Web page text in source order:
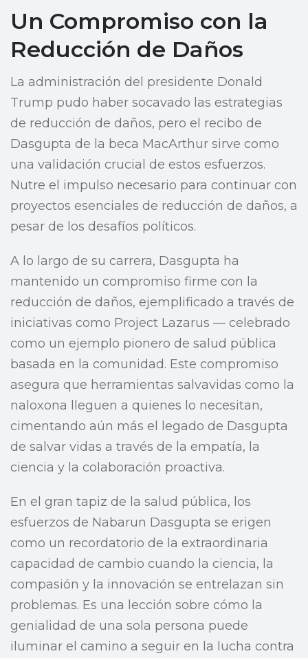
Un Compromiso con la
Reducción de Daños
La administración del presidente Donald
Trump pudo haber socavado las estrategias
de reducción de daños, pero el recibo de
Dasgupta de la beca MacArthur sirve como
una validación crucial de estos esfuerzos.
Nutre el impulso necesario para continuar con
proyectos esenciales de reducción de daños, a
pesar de los desafíos políticos.
A lo largo de su carrera, Dasgupta ha
mantenido un compromiso firme con la
reducción de daños, ejemplificado a través de
iniciativas como Project Lazarus — celebrado
como un ejemplo pionero de salud pública
basada en la comunidad. Este compromiso
asegura que herramientas salvavidas como la
naloxona lleguen a quienes lo necesitan,
cimentando aún más el legado de Dasgupta
de salvar vidas a través de la empatía, la
ciencia y la colaboración proactiva.
En el gran tapiz de la salud pública, los
esfuerzos de Nabarun Dasgupta se erigen
como un recordatorio de la extraordinaria
capacidad de cambio cuando la ciencia, la
compasión y la innovación se entrelazan sin
problemas. Es una lección sobre cómo la
genialidad de una sola persona puede
iluminar el camino a seguir en la lucha contra